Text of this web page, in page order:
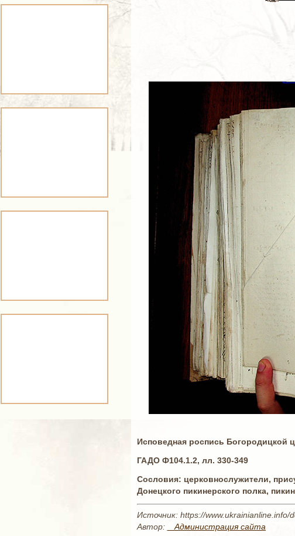
Исповедная роспись Богородицкой
ГАДО Ф104.1.2, лл. 330-349
Сословия: церковнослужители,
Донецкого пикинерского полка,
Источник: https://www.ukrainianline.info/
Автор:
_ Администрация сайта